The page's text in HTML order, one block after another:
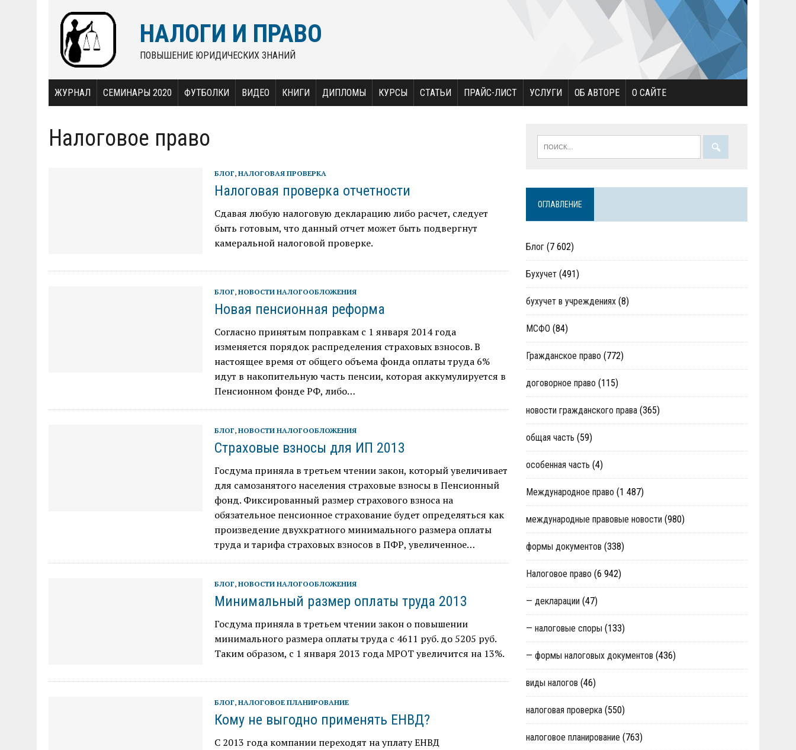
НАЛОГИ И ПРАВО
ПОВЫШЕНИЕ ЮРИДИЧЕСКИХ ЗНАНИЙ
ЖУРНАЛ СЕМИНАРЫ 2020 ФУТБОЛКИ ВИДЕО КНИГИ ДИПЛОМЫ КУРСЫ СТАТЬИ ПРАЙС-ЛИСТ УСЛУГИ ОБ АВТОРЕ О САЙТЕ
Налоговое право
БЛОГ, НАЛОГОВАЯ ПРОВЕРКА
Налоговая проверка отчетности
Сдавая любую налоговую декларацию либо расчет, следует
быть готовым, что данный отчет может быть подвергнут
камеральной налоговой проверке.
БЛОГ, НОВОСТИ НАЛОГООБЛОЖЕНИЯ
Новая пенсионная реформа
Согласно принятым поправкам с 1 января 2014 года
изменяется порядок распределения страховых взносов. В
настоящее время от общего объема фонда оплаты труда 6%
идут в накопительную часть пенсии, которая аккумулируется в
Пенсионном фонде РФ, либо…
БЛОГ, НОВОСТИ НАЛОГООБЛОЖЕНИЯ
Страховые взносы для ИП 2013
Госдума приняла в третьем чтении закон, который увеличивает
для самозанятого населения страховые взносы в Пенсионный
фонд. Фиксированный размер страхового взноса на
обязательное пенсионное страхование будет определяться как
произведение двухкратного минимального размера оплаты
труда и тарифа страховых взносов в ПФР, увеличенное…
БЛОГ, НОВОСТИ НАЛОГООБЛОЖЕНИЯ
Минимальный размер оплаты труда 2013
Госдума приняла в третьем чтении закон о повышении
минимального размера оплаты труда с 4611 руб. до 5205 руб.
Таким образом, с 1 января 2013 года МРОТ увеличится на 13%.
БЛОГ, НАЛОГОВОЕ ПЛАНИРОВАНИЕ
Кому не выгодно применять ЕНВД?
С 2013 года компании переходят на уплату ЕНВД
ОГЛАВЛЕНИЕ
Блог (7 602)
Бухучет (491)
бухучет в учреждениях (8)
МСФО (84)
Гражданское право (772)
договорное право (115)
новости гражданского права (365)
общая часть (59)
особенная часть (4)
Международное право (1 487)
международные правовые новости (980)
формы документов (338)
Налоговое право (6 942)
— декларации (47)
— налоговые споры (133)
— формы налоговых документов (436)
виды налогов (46)
налоговая проверка (550)
налоговое планирование (763)